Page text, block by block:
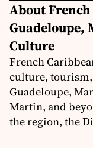
About
Guadeloupe,
Culture
French
culture, tourism,
Guadeloupe,
Martin, and
the region, the